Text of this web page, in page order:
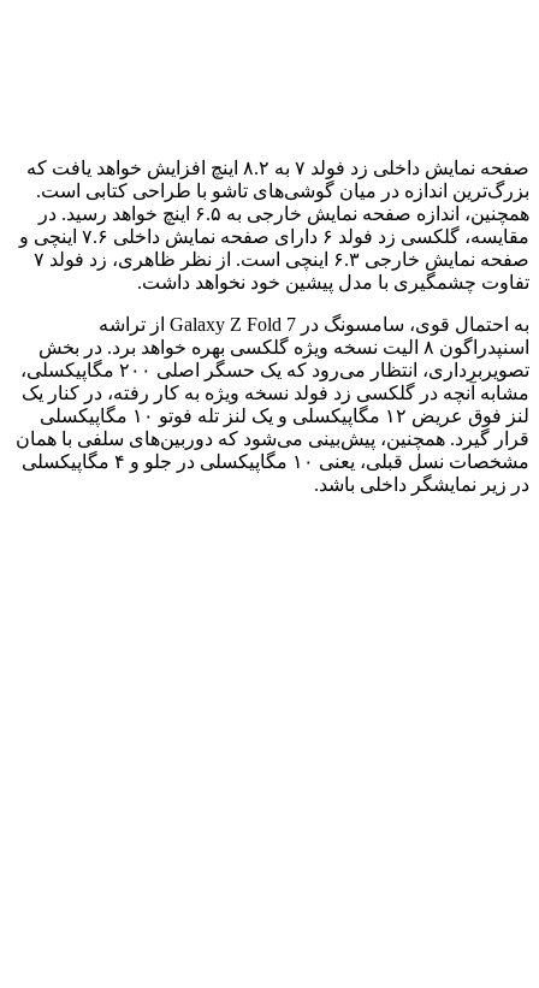
صفحه نمایش داخلی زد فولد ۷ به ۸.۲ اینچ افزایش خواهد یافت که
بزرگ‌ترین اندازه در میان گوشی‌های تاشو با طراحی کتابی است.
همچنین، اندازه صفحه نمایش خارجی به ۶.۵ اینچ خواهد رسید. در
مقایسه، گلکسی زد فولد ۶ دارای صفحه نمایش داخلی ۷.۶ اینچی و
صفحه نمایش خارجی ۶.۳ اینچی است. از نظر ظاهری، زد فولد ۷
تفاوت چشمگیری با مدل پیشین خود نخواهد داشت.
به احتمال قوی، سامسونگ در Galaxy Z Fold 7 از تراشه
اسنپدراگون ۸ الیت نسخه ویژه گلکسی بهره خواهد برد. در بخش
تصویربرداری، انتظار می‌رود که یک حسگر اصلی ۲۰۰ مگاپیکسلی،
مشابه آنچه در گلکسی زد فولد نسخه ویژه به کار رفته، در کنار یک
لنز فوق عریض ۱۲ مگاپیکسلی و یک لنز تله فوتو ۱۰ مگاپیکسلی
قرار گیرد. همچنین، پیش‌بینی می‌شود که دوربین‌های سلفی با همان
مشخصات نسل قبلی، یعنی ۱۰ مگاپیکسلی در جلو و ۴ مگاپیکسلی
در زیر نمایشگر داخلی باشد.